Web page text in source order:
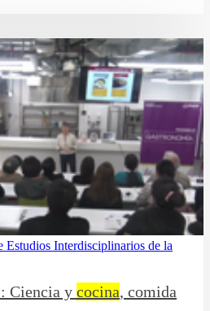
Estudios Interdisciplinarios de la
Ciencia y cocina, comida